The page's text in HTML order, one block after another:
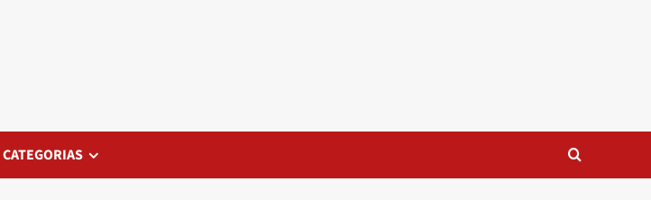
CATEGORIAS